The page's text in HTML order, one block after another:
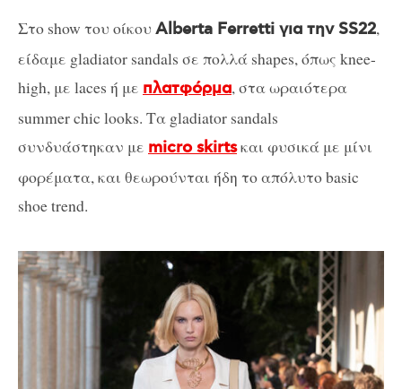
Στο show του οίκου Alberta Ferretti για την SS22,
είδαμε gladiator sandals σε πολλά shapes, όπως knee-
high, με laces ή με πλατφόρμα, στα ωραιότερα
summer chic looks. Τα gladiator sandals
συνδυάστηκαν με micro skirtsκαι φυσικά με μίνι
φορέματα, και θεωρούνται ήδη το απόλυτο basic
shoe trend.